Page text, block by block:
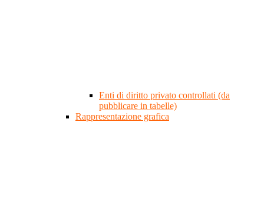
Enti di diritto privato controllati (da
pubblicare in tabelle)
Rappresentazione grafica